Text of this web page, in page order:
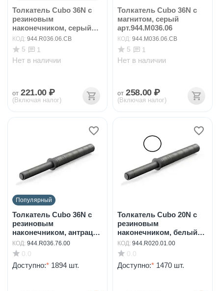
Толкатель Cubo 36N с
резиновым
наконечником, серый
арт.94...
КОД: 944.R036.06.CB
5 1
Нет в наличии
от 221.00 ₽
(Включая налог)
Толкатель Cubo 36N с
магнитом, серый
арт.944.M036.06
КОД: 944.M036.06.CB
5 1
Нет в наличии
от 258.00 ₽
(Включая налог)
Популярный
Толкатель Cubo 36N с
резиновым
наконечником, антрацит
арт...
КОД: 944.R036.76.00
0.0
Доступно:* 1894 шт.
Толкатель Cubo 20N с
резиновым
наконечником, белый
арт.94...
КОД: 944.R020.01.00
0.0
Доступно:* 1470 шт.